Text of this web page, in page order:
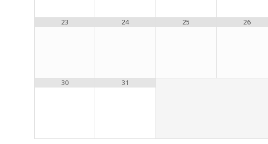
23 24 25 26
30 31